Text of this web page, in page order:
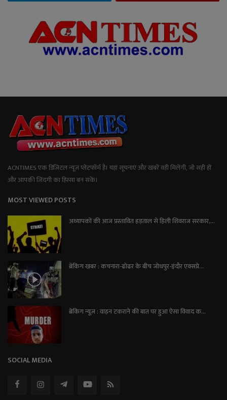
ACNTIMES एक डिजिटल न्यूज प्लेटफॉर्म है। यहां सूचनाएं और खबरें वही मिलेंगी, जो सही हों
और आपकी जिंदगी का हिस्सा बन सकें।
MOST VIEWED POSTS
अध्यापकों की आज प्रस्तावित हड़ताल से हिली शिवराज सरकार,...
ब्रेकिंग खबर : कचनारा-ढोढर के बीच जोधपुर-इंदौर एक्सप्रे...
ब्रेकिंग न्यूज़ : वाहन टकराने की बात पर हुआ ऐसा विवाद क...
SOCIAL MEDIA